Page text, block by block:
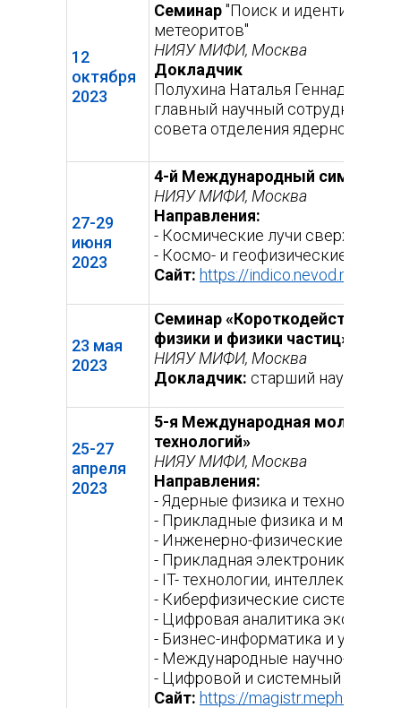
12
октября
2023
Семинар"Поиск и
метеоритов"
НИЯУ МИФИ, Москва
Докладчик
Полухина Наталья
главный научный сотрудник
совета отделения ядерной
27-29
июня
2023
4-й Международный
НИЯУ МИФИ, Москва
Направления:
- Космические лучи
- Космо- и геофизические
Сайт: https://
23 мая
2023
Семинар
физики и физики частиц»
НИЯУ МИФИ, Москва
Докладчик: старший научный
25-27
апреля
2023
5-я Международная
технологий»
НИЯУ МИФИ, Москва
Направления:
- Ядерные физика и технологии
- Прикладные физика и
- Инженерно-физические
- Прикладная электроника и
- IT- технологии,
- Киберфизические системы и
- Цифровая аналитика
- Бизнес-информатика и
- Международные научно-
- Цифровой и системный
Сайт: https://magistr.mephi.ru/